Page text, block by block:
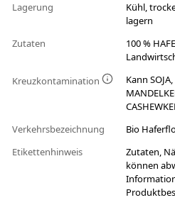
Lagerung
Kühl,
lagern
Zutaten
100 %
Kreuzkontamination
Kann
Verkehrsbezeichnung
Bio
Etikettenhinweis
Zutaten,
können